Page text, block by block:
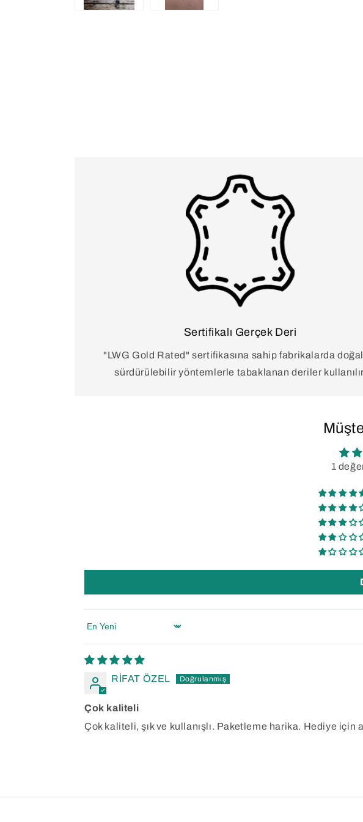
Sertifikalı Gerçek Deri
"LWG Gold Rated" sertifikasına sahip fabrikalarda
sürdürülebilir yöntemlerle tabaklanan deriler
1
Sort by
RİFAT ÖZEL
Çok kaliteli
Çok kaliteli, şık ve kullanışlı. Paketleme harika. Hediye için